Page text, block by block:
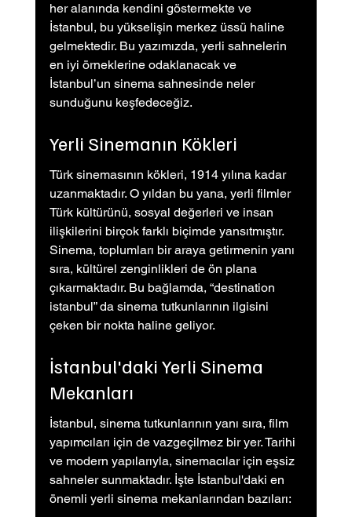
her alanında kendini göstermekte ve
İstanbul, bu yükselişin merkez üssü haline
gelmektedir. Bu yazımızda, yerli sahnelerin
en iyi örneklerine odaklanacak ve
İstanbul’un sinema sahnesinde neler
sunduğunu keşfedeceğiz.
Yerli Sinemanın Kökleri
Türk sinemasının kökleri, 1914 yılına kadar
uzanmaktadır. O yıldan bu yana, yerli filmler
Türk kültürünü, sosyal değerleri ve insan
ilişkilerini birçok farklı biçimde yansıtmıştır.
Sinema, toplumları bir araya getirmenin yanı
sıra, kültürel zenginlikleri de ön plana
çıkarmaktadır. Bu bağlamda, “destination
istanbul” da sinema tutkunlarının ilgisini
çeken bir nokta haline geliyor.
İstanbul'daki Yerli Sinema
Mekanları
İstanbul, sinema tutkunlarının yanı sıra, film
yapımcıları için de vazgeçilmez bir yer. Tarihi
ve modern yapılarıyla, sinemacılar için eşsiz
sahneler sunmaktadır. İşte İstanbul'daki en
önemli yerli sinema mekanlarından bazıları: